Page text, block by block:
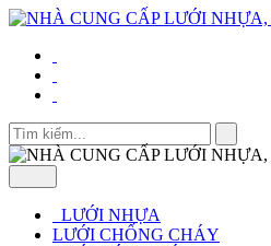
LƯỚI NHỰA
LƯỚI CHỐNG CHÁY